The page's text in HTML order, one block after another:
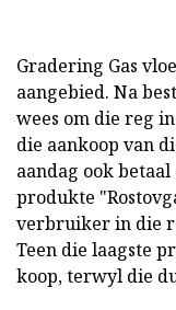
Gradering Gas
aangebied. Na
wees om die reg
die aankoop van
aandag ook
produkte
verbruiker in die
Teen die laagste
koop, terwyl die